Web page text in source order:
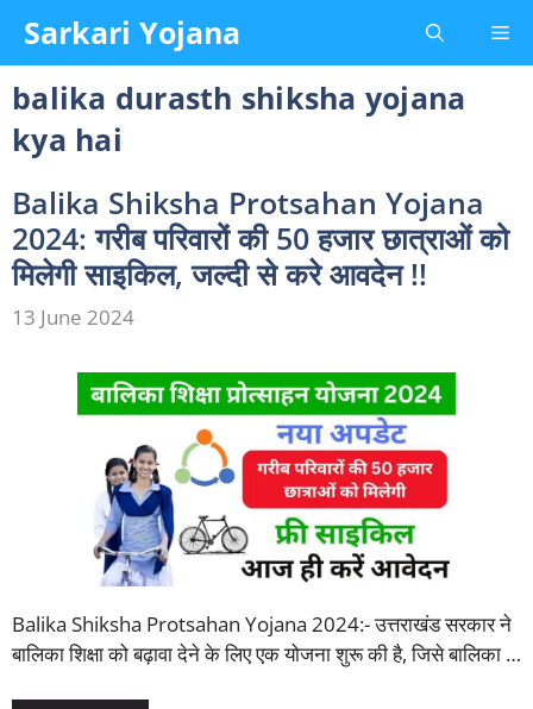
content
Sarkari Yojana
balika durasth shiksha yojana
kya hai
Balika Shiksha Protsahan Yojana
2024: गरीब परिवारों की 50 हजार छात्राओं को
मिलेगी साइकिल, जल्दी से करे आवदेन !!
13 June 2024
Balika Shiksha Protsahan Yojana 2024:- उत्तराखंड सरकार ने
बालिका शिक्षा को बढ़ावा देने के लिए एक योजना शुरू की है, जिसे बालिका …